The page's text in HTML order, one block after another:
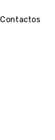
Contactos